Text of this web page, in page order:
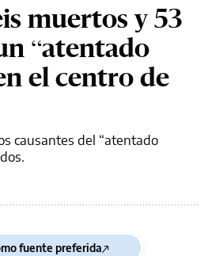
muertos y 53
“atentado
el centro de
causantes del “atentado
fuente preferida